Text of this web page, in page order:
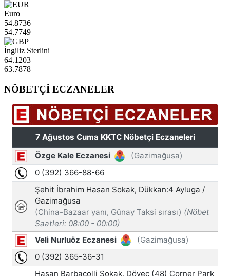
Euro
54.8736
54.7749
İngiliz Sterlini
64.1203
63.7878
NÖBETÇİ ECZANELER